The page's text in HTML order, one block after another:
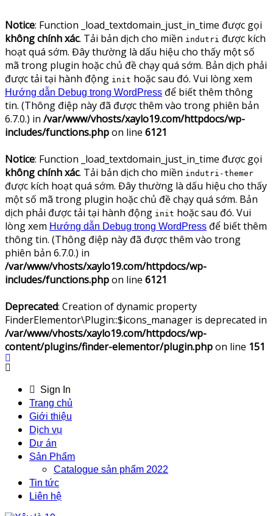
Notice: Function _load_textdomain_just_in_time được gọi
không chính xác. Tải bản dịch cho miền indutri được kích
hoạt quá sớm. Đây thường là dấu hiệu cho thấy một số
mã trong plugin hoặc chủ đề chạy quá sớm. Bản dịch phải
được tải tại hành động init hoặc sau đó. Vui lòng xem
Hướng dẫn Debug trong WordPress để biết thêm thông
tin. (Thông điệp này đã được thêm vào trong phiên bản
6.7.0.) in /var/www/vhosts/xaylo19.com/httpdocs/wp-
includes/functions.phpon line 6121
Notice: Function _load_textdomain_just_in_time được gọi
không chính xác. Tải bản dịch cho miền indutri-themer
được kích hoạt quá sớm. Đây thường là dấu hiệu cho thấy
một số mã trong plugin hoặc chủ đề chạy quá sớm. Bản
dịch phải được tải tại hành động init hoặc sau đó. Vui
lòng xem Hướng dẫn Debug trong WordPress để biết thêm
thông tin. (Thông điệp này đã được thêm vào trong
phiên bản 6.7.0.) in
/var/www/vhosts/xaylo19.com/httpdocs/wp-
includes/functions.phpon line 6121
Deprecated: Creation of dynamic property
FinderElementor\Plugin::$icons_manager is deprecated in
/var/www/vhosts/xaylo19.com/httpdocs/wp-
content/plugins/finder-elementor/plugin.phpon line 151
Sign In
Trang chủ
Giới thiệu
Dịch vụ
Dự án
Sản Phẩm
Catalogue sản phẩm 2022
Tin tức
Liên hệ